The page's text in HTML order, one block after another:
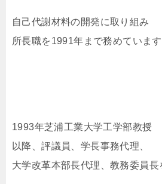
自己代謝材料の開発に取り組み
所長職を1991年まで務めています
1993年芝浦工業大学工学部教授
以降、評議員、学長事務代理、
大学改革本部長代理、教務委員長